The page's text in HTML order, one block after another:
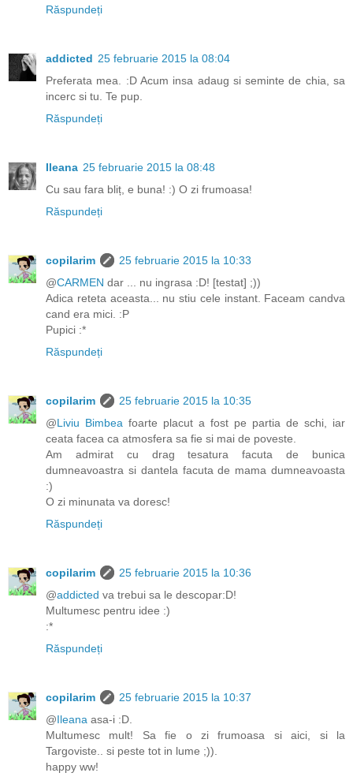
Răspundeți
addicted 25 februarie 2015 la 08:04
Preferata mea. :D Acum insa adaug si seminte de chia, sa
incerc si tu. Te pup.
Răspundeți
Ileana 25 februarie 2015 la 08:48
Cu sau fara bliț, e buna! :) O zi frumoasa!
Răspundeți
copilarim
25 februarie 2015 la 10:33
@CARMEN dar ... nu ingrasa :D! [testat] ;))
Adica reteta aceasta... nu stiu cele instant. Faceam candva
cand era mici. :P
Pupici :*
Răspundeți
copilarim
25 februarie 2015 la 10:35
@Liviu Bimbea foarte placut a fost pe partia de schi, iar
ceata facea ca atmosfera sa fie si mai de poveste.
Am admirat cu drag tesatura facuta de bunica
dumneavoastra si dantela facuta de mama dumneavoasta
:)
O zi minunata va doresc!
Răspundeți
copilarim
25 februarie 2015 la 10:36
@addicted va trebui sa le descopar:D!
Multumesc pentru idee :)
:*
Răspundeți
copilarim
25 februarie 2015 la 10:37
@Ileana asa-i :D.
Multumesc mult! Sa fie o zi frumoasa si aici, si la
Targoviste.. si peste tot in lume ;)).
happy ww!